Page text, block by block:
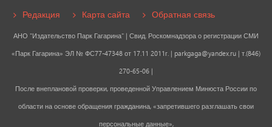
Редакция Карта сайта Обратная связь
АНО "Издательство Парк Гагарина" | Свид. Роскомнадзора о регистрации СМИ
«Парк Гагарина» ЭЛ № ФС77-47348 от 17.11 2011г. | parkgaga@yandex.ru | т.(846)
270-65-06 |
После внеплановой проверки, проведенной Управлением Минюста России по
области на основе обращения гражданина, «запретившего разглашать свои
персональные данные»,